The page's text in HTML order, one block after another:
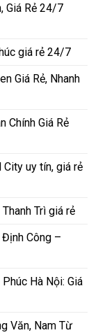
Giá Rẻ 24/7
giá rẻ 24/7
Giá Rẻ, Nhanh
Chính Giá Rẻ
uy tín, giá rẻ
Trì giá rẻ
Định Công –
Hà Nội: Giá
Văn, Nam Từ